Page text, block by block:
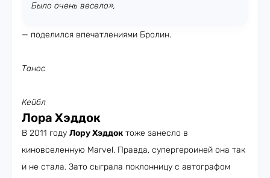
Было очень весело»,
— поделился впечатлениями Бролин.
Танос
Кейбл
Лора Хэддок
В 2011 году Лору Хэддок тоже занесло в
киновселенную Marvel. Правда, супергероиней она так
и не стала. Зато сыграла поклонницу с автографом